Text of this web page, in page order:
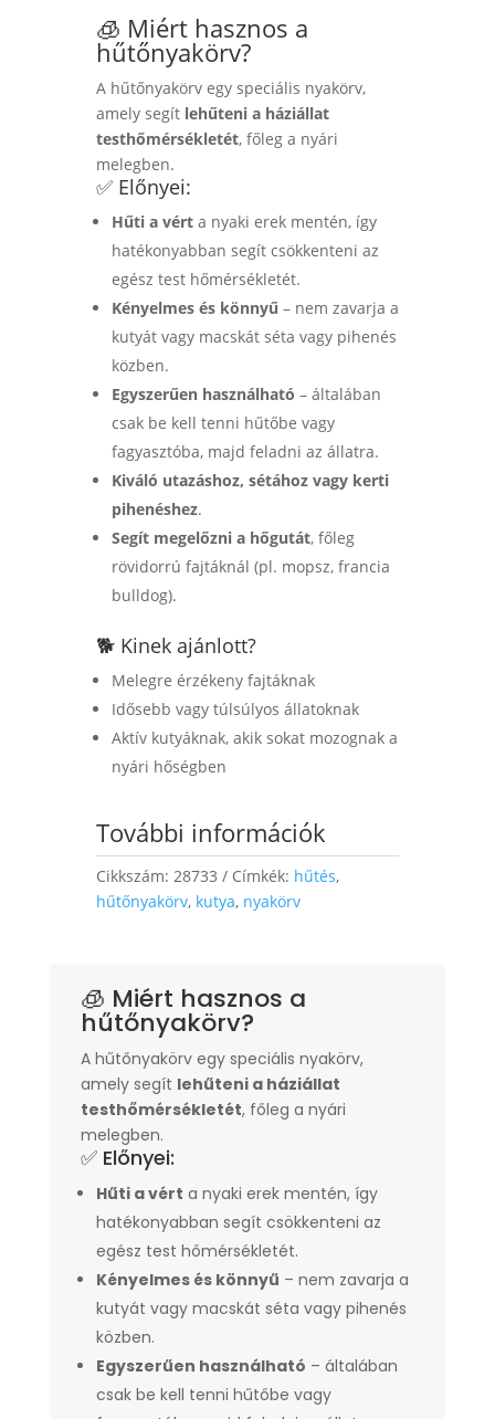
🧊 Miért hasznos a
hűtőnyakörv?
A hűtőnyakörv egy speciális nyakörv,
amely segít lehűteni a háziállat
testhőmérsékletét, főleg a nyári
melegben.
✅ Előnyei:
Hűti a vérta nyaki erek mentén, így
hatékonyabban segít csökkenteni az
egész test hőmérsékletét.
Kényelmes és könnyű– nem zavarja a
kutyát vagy macskát séta vagy pihenés
közben.
Egyszerűen használható – általában
csak be kell tenni hűtőbe vagy
fagyasztóba, majd feladni az állatra.
Kiváló utazáshoz, sétához vagy kerti
pihenéshez.
Segít megelőzni a hőgutát, főleg
rövidorrú fajtáknál (pl. mopsz, francia
bulldog).
🐕 Kinek ajánlott?
Melegre érzékeny fajtáknak
Idősebb vagy túlsúlyos állatoknak
Aktív kutyáknak, akik sokat mozognak a
nyári hőségben
További információk
Cikkszám: 28733 Címkék: hűtés,
hűtőnyakörv, kutya, nyakörv
🧊 Miért hasznos a
hűtőnyakörv?
A hűtőnyakörv egy speciális nyakörv,
amely segít lehűteni a háziállat
testhőmérsékletét, főleg a nyári
melegben.
✅ Előnyei:
Hűti a vért a nyaki erek mentén, így
hatékonyabban segít csökkenteni az
egész test hőmérsékletét.
Kényelmes és könnyű – nem zavarja a
kutyát vagy macskát séta vagy pihenés
közben.
Egyszerűen használható – általában
csak be kell tenni hűtőbe vagy